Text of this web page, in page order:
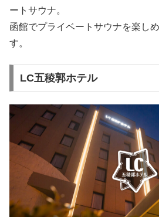
ートサウナ。
函館でプライベートサウナを楽し
す。
LC五稜郭ホテル